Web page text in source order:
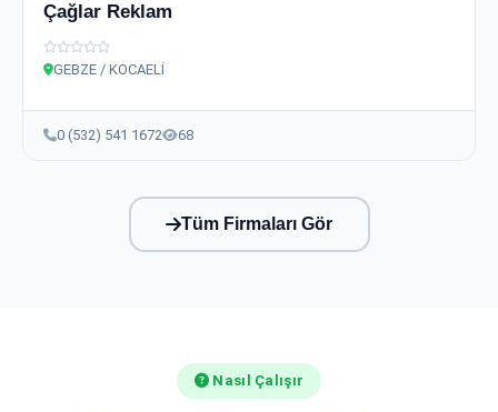
Çağlar Reklam
GEBZE / KOCAELİ
0 (532) 541 1672 68
Tüm Firmaları Gör
Nasıl Çalışır